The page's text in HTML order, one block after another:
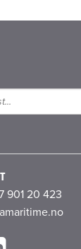
901 20 423